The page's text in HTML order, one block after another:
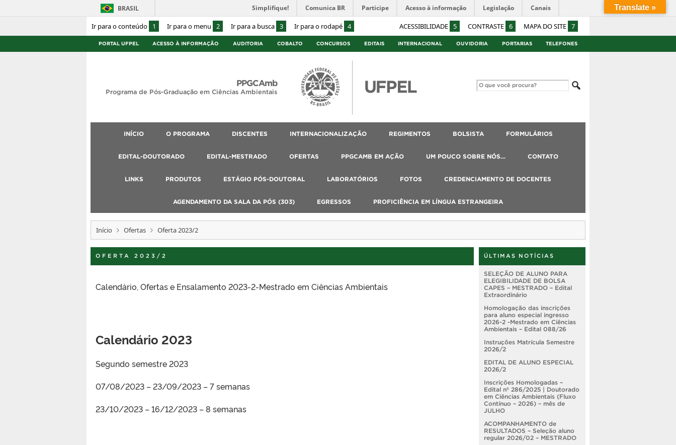
Ir para o conteúdo 1 Ir para o menu 2 Ir para a busca 3 Ir para o rodapé 4 ACESSIBILIDADE 5 CONTRASTE 6 MAPA DO SITE 7
BRASIL Simplifique! Comunica BR Participe Acesso à informação Legislação Canais
PORTAL UFPEL ACESSO À INFORMAÇÃO AUDITORIA COBALTO CONCURSOS EDITAIS INTERNACIONAL OUVIDORIA PORTARIAS TELEFONES
PPGCAmb
Programa de Pós-Graduação em Ciências Ambientais
INÍCIO O PROGRAMA DISCENTES INTERNACIONALIZAÇÃO REGIMENTOS BOLSISTA FORMULÁRIOS
EDITAL-DOUTORADO EDITAL-MESTRADO OFERTAS PPGCAMB EM AÇÃO UM POUCO SOBRE NÓS… CONTATO
LINKS PRODUTOS ESTÁGIO PÓS-DOUTORAL LABORATÓRIOS FOTOS CREDENCIAMENTO DE DOCENTES
AGENDAMENTO DA SALA DA PÓS (303) EGRESSOS PROFICIÊNCIA EM LÍNGUA ESTRANGEIRA
Início Ofertas Oferta 2023/2
OFERTA 2023/2
Calendário, Ofertas e Ensalamento 2023-2-Mestrado em Ciências Ambientais
Calendário 2023
Segundo semestre 2023
07/08/2023 – 23/09/2023 – 7 semanas
23/10/2023 – 16/12/2023 – 8 semanas
ÚLTIMAS NOTÍCIAS
SELEÇÃO DE ALUNO PARA
ELEGIBILIDADE DE BOLSA
CAPES – MESTRADO – Edital
Extraordinário
Homologação das inscrições
para aluno especial ingresso
2026-2 -Mestrado em Ciências
Ambientais – Edital 088/26
Instruções Matrícula Semestre
2026/2
EDITAL DE ALUNO ESPECIAL
2026/2
Inscrições Homologadas –
Edital nº 286/2025 | Doutorado
em Ciências Ambientais (Fluxo
Contínuo – 2026) – mês de
JULHO
ACOMPANHAMENTO de
RESULTADOS – Seleção aluno
regular 2026/02 – MESTRADO
Translate »